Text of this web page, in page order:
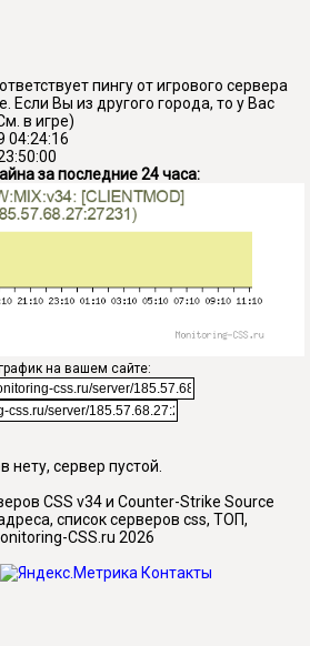
пингу от игрового сервера
Если Вы из другого города, то у Вас
в игре)
04:24:16
за последние 24 часа:
на вашем сайте:
нету, сервер пустой.
CSS v34 и Counter-Strike Source
список серверов css, ТОП,
CSS.ru 2026
Контакты